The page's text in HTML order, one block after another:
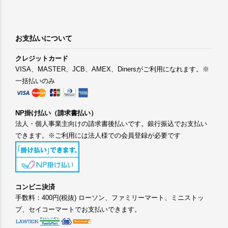
お支払いについて
クレジットカード
VISA、MASTER、JCB、AMEX、Dinersがご利用になれます。※
一括払いのみ
NP掛け払い（請求書払い）
法人・個人事業主向けの請求書後払いです。銀行振込でお支払い
できます。※ご利用には法人様での会員登録が必要です
コンビニ決済
手数料：400円(税抜) ローソン、ファミリーマート、ミニストッ
プ、セイコーマートでお支払いできます。